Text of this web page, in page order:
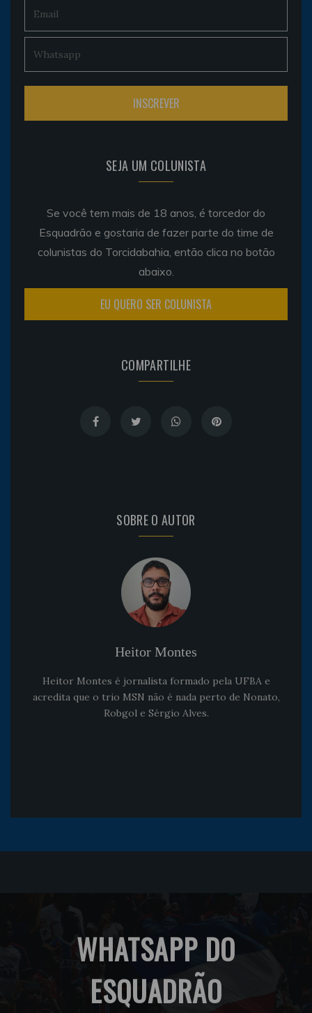
SEJA UM COLUNISTA
Se você tem mais de 18 anos, é torcedor do
Esquadrão e gostaria de fazer parte do time de
colunistas do Torcidabahia, então clica no botão
abaixo.
EU QUERO SER COLUNISTA
COMPARTILHE
SOBRE O AUTOR
Heitor Montes
Heitor Montes é jornalista formado pela UFBA e
acredita que o trio MSN não é nada perto de Nonato,
Robgol e Sérgio Alves.
WHATSAPP DO
ESQUADRÃO